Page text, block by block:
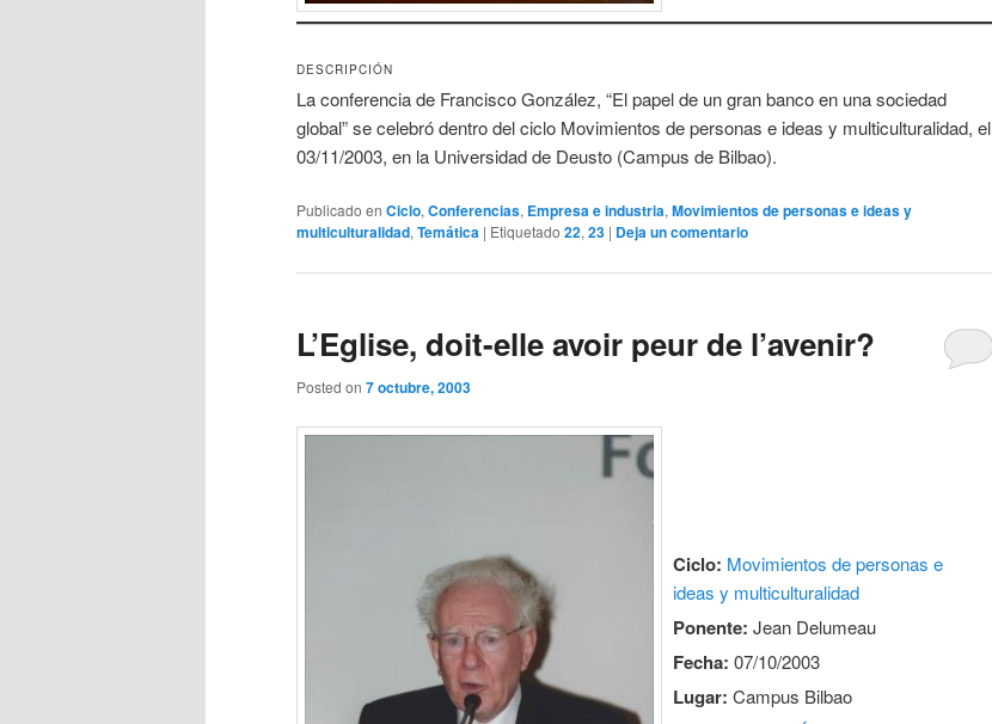
DESCRIPCIÓN
La conferencia de Francisco González, “El papel de un gran banco en una sociedad
global” se celebró dentro del ciclo Movimientos de personas e ideas y multiculturalidad, el
03/11/2003, en la Universidad de Deusto (Campus de Bilbao).
Publicado en Ciclo, Conferencias, Empresa e industria, Movimientos de personas e ideas y
multiculturalidad, Temática | Etiquetado 22, 23 | Deja un comentario
L’Eglise, doit-elle avoir peur de l’avenir?
Posted on 7 octubre, 2003
Ciclo: Movimientos de personas e
ideas y multiculturalidad
Ponente: Jean Delumeau
Fecha: 07/10/2003
Lugar: Campus Bilbao